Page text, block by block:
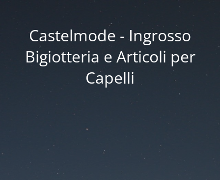
Castelmode - Ingrosso
Bigiotteria e Articoli per
Capelli